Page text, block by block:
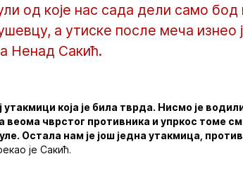
од које нас сада дели само бод
а утиске после меча изнео
Ненад Сакић.
утакмици која је била тврда. Нисмо је
чврстог противника и упркос томе
Остала нам је још једна утакмица,
је Сакић.